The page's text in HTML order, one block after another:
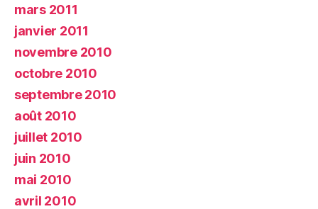
mars 2011
janvier 2011
novembre 2010
octobre 2010
septembre 2010
août 2010
juillet 2010
juin 2010
mai 2010
avril 2010